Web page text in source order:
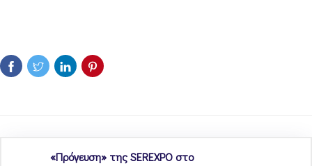
«Πρόγευση» της SEREXPO στο